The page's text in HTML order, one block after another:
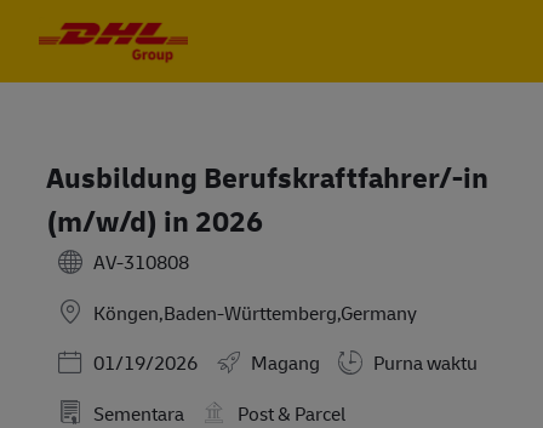
Ausbildung Berufskraftfahrer/-in
(m/w/d) in 2026
AV-310808
Köngen,Baden-Württemberg,Germany
Posted Date
01/19/2026 Magang
Purna waktu
Sementara
Post & Parcel